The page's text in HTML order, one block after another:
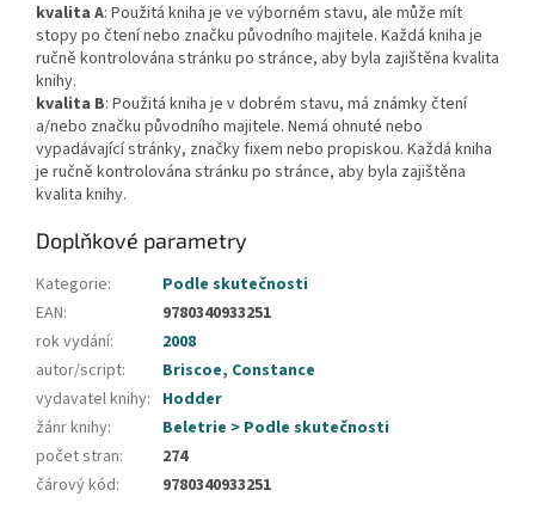
kvalita A: Použitá kniha je ve výborném stavu, ale může mít
stopy po čtení nebo značku původního majitele. Každá kniha je
ručně kontrolována stránku po stránce, aby byla zajištěna kvalita
knihy.
kvalita B: Použitá kniha je v dobrém stavu, má známky čtení
a/nebo značku původního majitele. Nemá ohnuté nebo
vypadávající stránky, značky fixem nebo propiskou. Každá kniha
je ručně kontrolována stránku po stránce, aby byla zajištěna
kvalita knihy.
Doplňkové parametry
Kategorie:
Podle skutečnosti
EAN:
9780340933251
rok vydání:
2008
autor/script:
Briscoe, Constance
vydavatel knihy: Hodder
žánr knihy:
Beletrie > Podle skutečnosti
počet stran:
274
čárový kód: 9780340933251